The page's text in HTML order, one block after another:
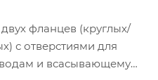
двух фланцев (круглых/
с отверстиями для
и всасывающему